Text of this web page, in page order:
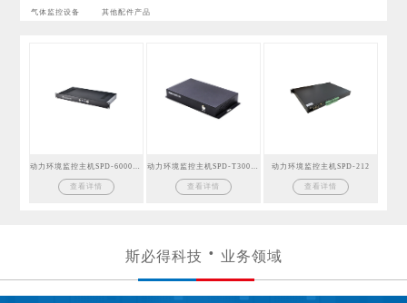
气体监控设备 其他配件产品
查看详情 查看详情
动力环境监控主机SPD-212
查看详情
斯必得科技 业务领域